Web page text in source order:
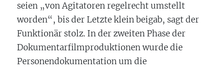
seien „von Agitatoren regelrecht umstellt
worden“, bis der Letzte klein beigab, sagt der
Funktionär stolz. In der zweiten Phase der
Dokumentarfilmproduktionen wurde die
Personendokumentation um die